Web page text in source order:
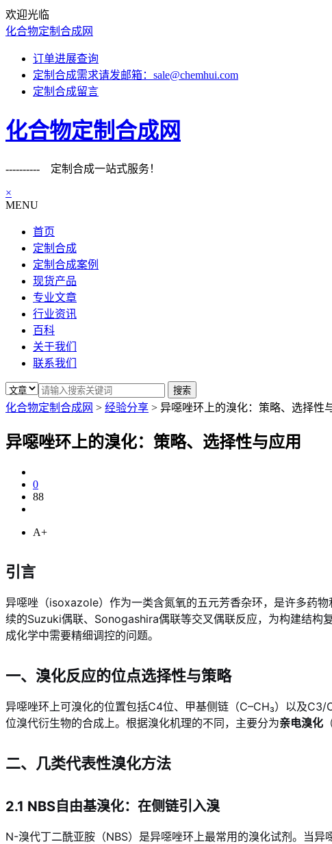
欢迎光临
化合物定制合成网
订单进展查询
定制合成需求请发邮箱：sale@chemhui.com
定制合成留言
化合物定制合成网
---------- 定制合成一站式服务！
×
MENU
首页
定制合成
定制合成案例
现货产品
专业文章
行业资讯
百科
关于我们
联系我们
化合物定制合成网 > 经验分享 > 异噁唑环上的溴化：策略、选择性
异噁唑环上的溴化：策略、选择性与应用
0
88
A+
引言
异噁唑（isoxazole）作为一类含氮氧的五元芳香杂环，是许多药
续的Suzuki偶联、Sonogashira偶联等交叉偶联反应，为构建结构
成化学中需要精细调控的问题。
一、溴化反应的位点选择性与策略
异噁唑环上可溴化的位置包括C4位、甲基侧链（C–CH₃）以及C3/
位溴代衍生物的合成上。根据溴化机理的不同，主要分为亲电溴化
二、几类代表性溴化方法
2.1 NBS自由基溴化：在侧链引入溴
N-溴代丁二酰亚胺（NBS）是异噁唑环上最常用的溴化试剂。当